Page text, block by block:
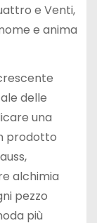
e Venti,
e anima
delle
una
prodotto
alchimia
pezzo
più